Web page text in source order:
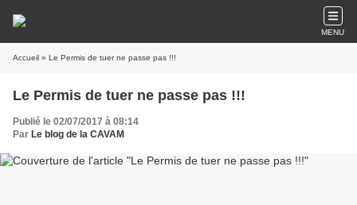
MENU
Accueil » Le Permis de tuer ne passe pas !!!
Le Permis de tuer ne passe pas !!!
Publié le 02/07/2017 à 08:14
Par Le blog de la CAVAM